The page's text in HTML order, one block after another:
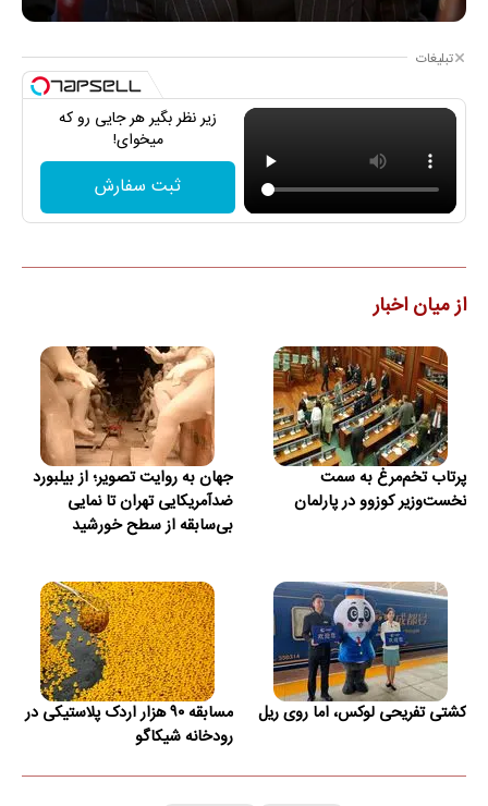
تبلیغات
زیر نظر بگیر هر جایی رو که
میخوای!
ثبت سفارش
از میان اخبار
پرتاب تخم‌مرغ به سمت
نخست‌وزیر کوزوو در پارلمان
جهان به روایت تصویر؛ از بیلبورد
ضدآمریکایی تهران تا نمایی
بی‌سابقه از سطح خورشید
کشتی تفریحی لوکس، اما روی ریل
مسابقه ۹۰ هزار اردک پلاستیکی در
رودخانه شیکاگو